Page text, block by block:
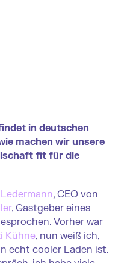
in deutschen
machen wir unsere
fit für die
, CEO von
, Gastgeber eines
Vorher war
Kühne, nun weiß ich,
echt cooler Laden ist.